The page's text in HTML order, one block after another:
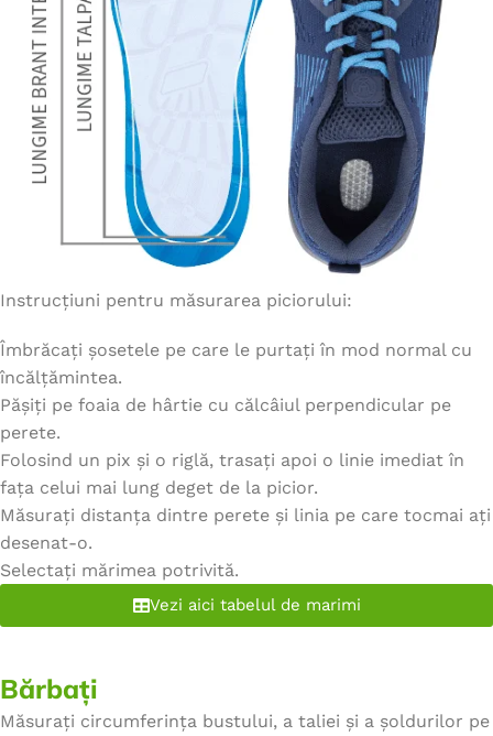
Instrucțiuni pentru măsurarea piciorului:
Îmbrăcați șosetele pe care le purtați în mod normal cu
încălțămintea.
Pășiți pe foaia de hârtie cu călcâiul perpendicular pe
perete.
Folosind un pix și o riglă, trasați apoi o linie imediat în
fața celui mai lung deget de la picior.
Măsurați distanța dintre perete și linia pe care tocmai ați
desenat-o.
Selectați mărimea potrivită.
Vezi aici tabelul de marimi
Bărbați
Măsurați circumferința bustului, a taliei și a șoldurilor pe